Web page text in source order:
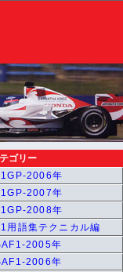
ゴリー
2006年
2007年
2008年
用語集テクニカル編
2005年
2006年